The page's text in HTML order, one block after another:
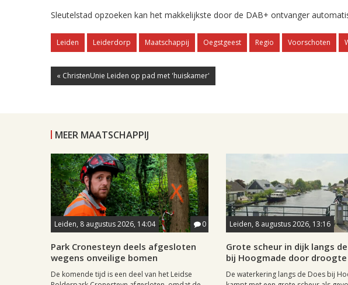
Sleutelstad opzoeken kan het makkelijkste door de DAB+ ontvanger
Leiden Leiderdorp Maatschappij Oegstgeest Regio Voorschoten
« ChristenUnie Leiden op pad met 'huiskamer'
MEER MAATSCHAPPIJ
Leiden, 8 augustus 2026, 14:04 0
Park Cronesteyn deels afgesloten
wegens onveilige bomen
De komende tijd is een deel van het Leidse
Leiden, 8 augustus 2026, 13:16
Grote scheur in dijk langs
bij Hoogmade door droogte
De waterkering langs de Does bij